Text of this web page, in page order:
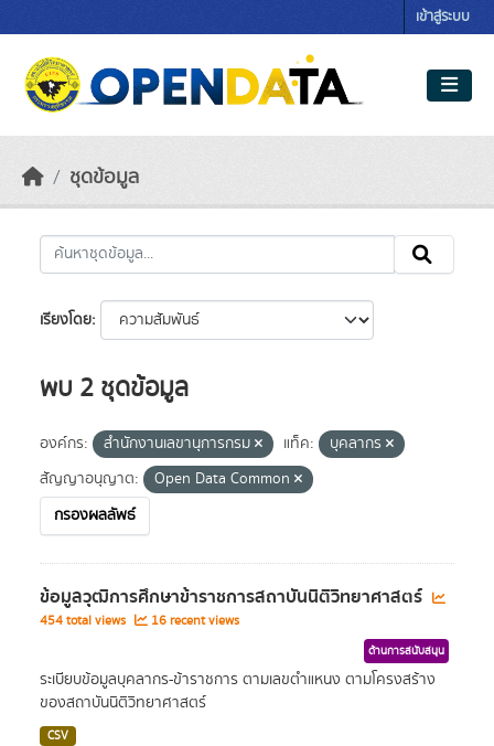
เข้าสู่ระบบ
ชุดข้อมูล
เรียงโดย
พบ 2 ชุดข้อมูล
องค์กร: สำนักงานเลขานุการกรม แท็ค:
บุคลากร
สัญญาอนุญาต:
Open Data Common
กรองผลลัพธ์
ข้อมูลวุฒิการศึกษาข้าราชการสถาบันนิติวิทยาศาสตร์
454 total views 16 recent views
ด้านการสนับสนุน
ระเบียบข้อมูลบุคลากร-ข้าราชการ ตามเลขตำแหนง ตามโครงสร้าง
ของสถาบันนิติวิทยาศาสตร์
CSV